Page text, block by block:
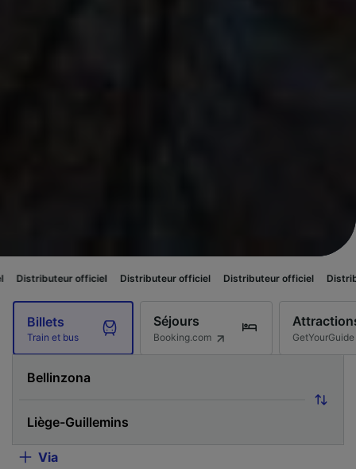
officiel Distributeur officiel Distributeur officiel Distributeur officiel
Billets
Train et bus
Séjours
Booking.com GetYourGuide
Via